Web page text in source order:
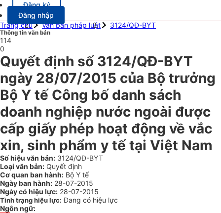
Đăng ký
Đăng nhập
Trang chủ
Văn bản pháp luật 3124/QĐ-BYT
Thông tin văn bản
114
0
Quyết định số 3124/QĐ-BYT
ngày 28/07/2015 của Bộ trưởng
Bộ Y tế Công bố danh sách
doanh nghiệp nước ngoài được
cấp giấy phép hoạt động về vắc
xin, sinh phẩm y tế tại Việt Nam
Số hiệu văn bản: 3124/QĐ-BYT
Loại văn bản: Quyết định
Cơ quan ban hành: Bộ Y tế
Ngày ban hành: 28-07-2015
Ngày có hiệu lực: 28-07-2015
Tình trạng hiệu lực: Đang có hiệu lực
Ngôn ngữ: